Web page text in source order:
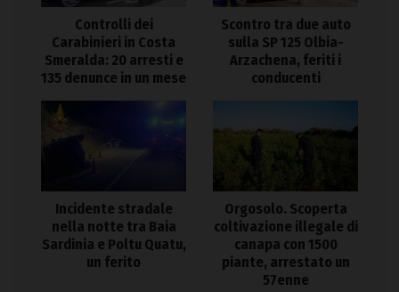
Controlli dei
Carabinieri in Costa
Smeralda: 20 arresti e
135 denunce in un mese
Scontro tra due auto
sulla SP 125 Olbia-
Arzachena, feriti i
conducenti
Incidente stradale
nella notte tra Baia
Sardinia e Poltu Quatu,
un ferito
Orgosolo. Scoperta
coltivazione illegale di
canapa con 1500
piante, arrestato un
57enne